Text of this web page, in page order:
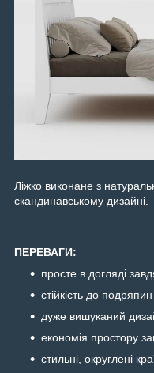
Ліжко виконане з
скандинавському дизайні.
ПЕРЕВАГИ:
просте в догляді
стійкість до
дуже вишуканий
економія простору
стильні, округлені